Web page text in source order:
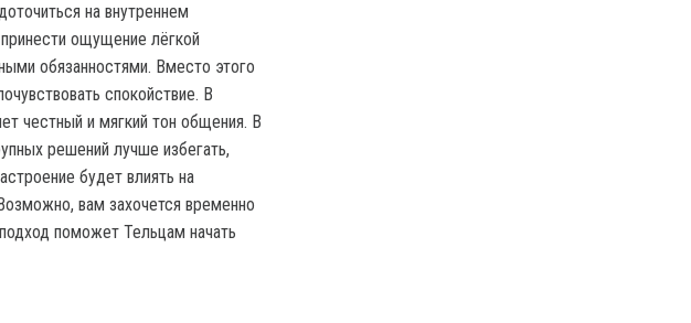
на внутреннем
ощущение лёгкой
обязанностями. Вместо этого
спокойствие. В
честный и мягкий тон общения. В
решений лучше избегать,
будет влиять на
вам захочется временно
поможет Тельцам начать